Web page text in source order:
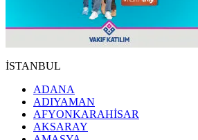
İSTANBUL
ADANA
ADIYAMAN
AFYONKARAHİSAR
AKSARAY